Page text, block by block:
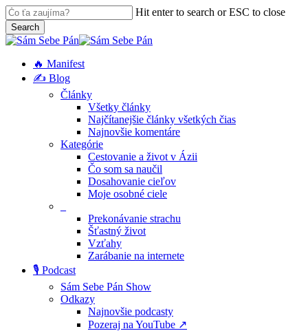
Skip
to
main
content
Hit enter to search or ESC to close
Search
Close
search
Menu
🔥 Manifest
✍️ Blog
Články
Všetky články
Najčítanejšie články všetkých čias
Najnovšie komentáre
Kategórie
Cestovanie a život v Ázii
Čo som sa naučil
Dosahovanie cieľov
Moje osobné ciele
Prekonávanie strachu
Šťastný život
Vzťahy
Zarábanie na internete
🎙️ Podcast
Sám Sebe Pán Show
Odkazy
Najnovšie podcasty
Pozeraj na YouTube ↗